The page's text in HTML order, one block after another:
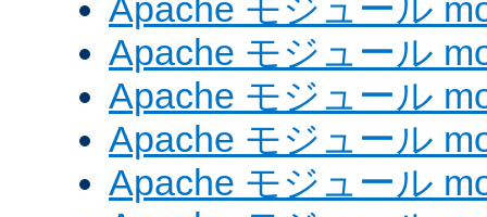
Apache モジュール
Apache モジュール
Apache モジュール
Apache モジュール
Apache モジュール